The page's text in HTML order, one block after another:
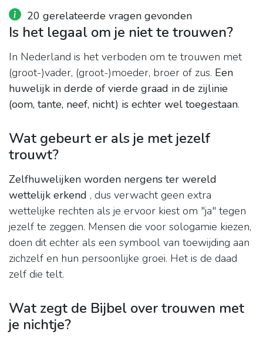
20 gerelateerde vragen gevonden
Is het legaal om je niet te trouwen?
In Nederland is het verboden om te trouwen met
(groot-)vader, (groot-)moeder, broer of zus. Een
huwelijk in derde of vierde graad in de zijlinie
(oom, tante, neef, nicht) is echter wel toegestaan.
Wat gebeurt er als je met jezelf
trouwt?
Zelfhuwelijken worden nergens ter wereld
wettelijk erkend , dus verwacht geen extra
wettelijke rechten als je ervoor kiest om "ja" tegen
jezelf te zeggen. Mensen die voor sologamie kiezen,
doen dit echter als een symbool van toewijding aan
zichzelf en hun persoonlijke groei. Het is de daad
zelf die telt.
Wat zegt de Bijbel over trouwen met
je nichtje?